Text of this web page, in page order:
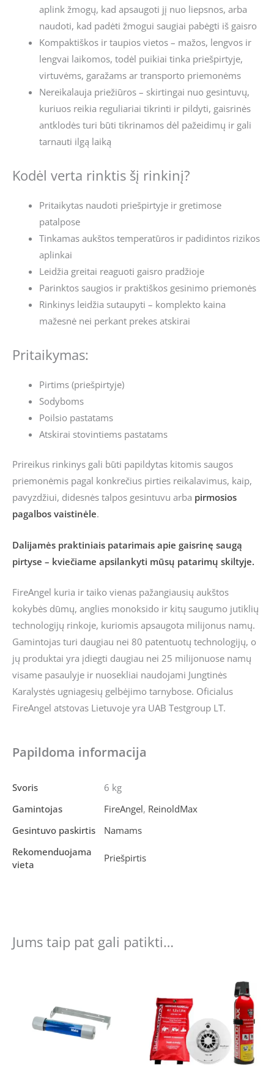
aplink žmogų, kad apsaugoti jį nuo liepsnos, arba
naudoti, kad padėti žmogui saugiai pabėgti iš gaisro
Kompaktiškos ir taupios vietos – mažos, lengvos ir
lengvai laikomos, todėl puikiai tinka priešpirtyje,
virtuvėms, garažams ar transporto priemonėms
Nereikalauja priežiūros – skirtingai nuo gesintuvų,
kuriuos reikia reguliariai tikrinti ir pildyti, gaisrinės
antklodės turi būti tikrinamos dėl pažeidimų ir gali
tarnauti ilgą laiką
Kodėl verta rinktis šį rinkinį?
Pritaikytas naudoti priešpirtyje ir gretimose
patalpose
Tinkamas aukštos temperatūros ir padidintos rizikos
aplinkai
Leidžia greitai reaguoti gaisro pradžioje
Parinktos saugios ir praktiškos gesinimo priemonės
Rinkinys leidžia sutaupyti – komplekto kaina
mažesnė nei perkant prekes atskirai
Pritaikymas:
Pirtims (priešpirtyje)
Sodyboms
Poilsio pastatams
Atskirai stovintiems pastatams
Prireikus rinkinys gali būti papildytas kitomis saugos
priemonėmis pagal konkrečius pirties reikalavimus, kaip,
pavyzdžiui, didesnės talpos gesintuvu arba pirmosios
pagalbos vaistinėle.
Dalijamės praktiniais patarimais apie gaisrinę saugą
pirtyse – kviečiame apsilankyti mūsų patarimų skiltyje.
FireAngel kuria ir taiko vienas pažangiausių aukštos
kokybės dūmų, anglies monoksido ir kitų saugumo jutiklių
technologijų rinkoje, kuriomis apsaugota milijonus namų.
Gamintojas turi daugiau nei 80 patentuotų technologijų, o
jų produktai yra įdiegti daugiau nei 25 milijonuose namų
visame pasaulyje ir nuosekliai naudojami Jungtinės
Karalystės ugniagesių gelbėjimo tarnybose. Oficialus
FireAngel atstovas Lietuvoje yra UAB Testgroup LT.
Papildoma informacija
Svoris
6 kg
Gamintojas
FireAngel, ReinoldMax
Gesintuvo paskirtis
Namams
Rekomenduojama
vieta
Priešpirtis
Jums taip pat gali patikti…